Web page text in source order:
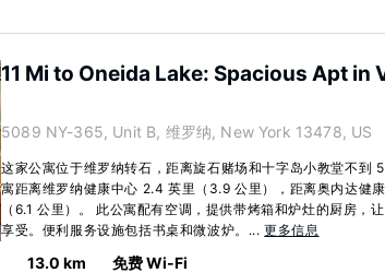
11 Mi to Oneida Lake: Spacious Apt in
5089 NY-365, Unit B, 维罗纳, New York 13478, US
这家公寓位于维罗纳转石，距离旋石赌场和十字岛小教堂不到
寓距离维罗纳健康中心 2.4 英里（3.9 公里），距离奥内达健
（6.1 公里）。 此公寓配有空调，提供带烤箱和炉灶的厨房，
享受。便利服务设施包括书桌和微波炉。...更多信息
13.0 km 免费 Wi-Fi